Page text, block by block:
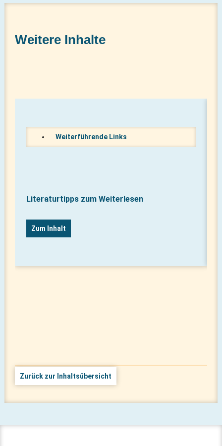
Weitere Inhalte
Weiterführende Links
Literaturtipps zum Weiterlesen
Zum Inhalt
Zurück zur Inhaltsübersicht